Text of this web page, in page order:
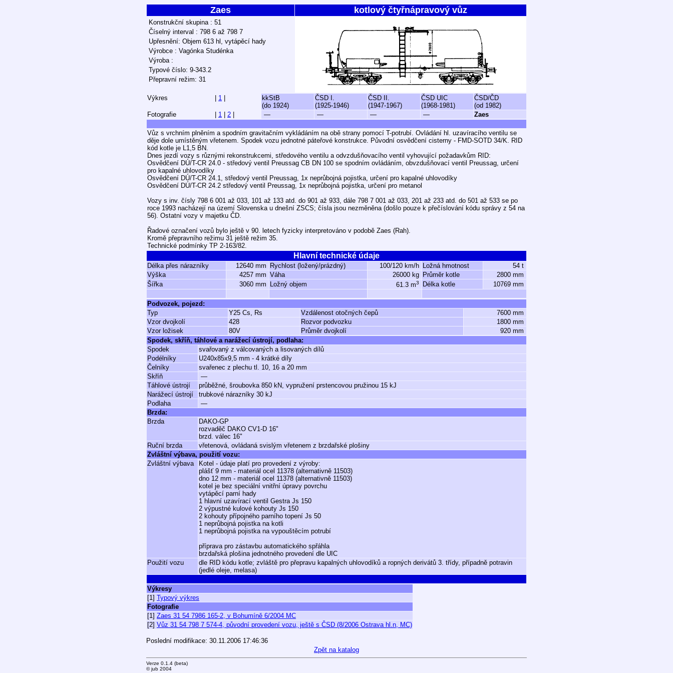
Zaes kotlový čtyřnápravový vůz
Konstrukční skupina : 51
Číselný interval : 798 6 až 798 7
Upřesnění: Objem 613 hl, vytápěcí hady
Výrobce : Vagónka Studénka
Výroba :
Typové číslo: 9-343.2
Přepravní režim: 31
Výkres 1
kkStB
(do 1924)
ČSD I.
(1925-1946)
ČSD II.
(1947-1967)
ČSD UIC
(1968-1981)
ČSD/ČD
(od 1982)
Fotografie
1 2 — — — — Zaes
Vůz s vrchním plněním a spodním gravitačním vykládáním na obě strany pomocí T-potrubí. Ovládání hl. uzavíracího ventilu se
děje dole umístěným vřetenem. Spodek vozu jednotné páteřové konstrukce. Původní osvědčení cisterny - FMD-SOTD 34/K. RID
kód kotle je L1,5 BN.
Dnes jezdí vozy s různými rekonstrukcemi, středového ventilu a odvzdušňovacího ventil vyhovující požadavkům RID:
Osvědčení DÚ/T-CR 24.0 - středový ventil Preussag CB DN 100 se spodním ovládáním, obvzdušňovací ventil Preussag, určení
pro kapalné uhlovodíky
Osvědčení DÚ/T-CR 24.1, středový ventil Preussag, 1x neprůbojná pojistka, určení pro kapalné uhlovodíky
Osvědčení DÚ/T-CR 24.2 středový ventil Preussag, 1x neprůbojná pojistka, určení pro metanol
Vozy s inv. čísly 798 6 001 až 033, 101 až 133 atd. do 901 až 933, dále 798 7 001 až 033, 201 až 233 atd. do 501 až 533 se po
roce 1993 nacházejí na území Slovenska u dnešní ZSCS; čísla jsou nezměněna (došlo pouze k přečíslování kódu správy z 54 na
56). Ostatní vozy v majetku ČD.
Řadové označení vozů bylo ještě v 90. letech fyzicky interpretováno v podobě Zaes (Rah).
Kromě přepravního režimu 31 ještě režim 35.
Technické podmínky TP 2-163/82.
Hlavní technické údaje
Délka přes nárazníky 12640 mm Rychlost (ložený/prázdný) 100/120 km/h Ložná hmotnost
54 t
Výška
4257 mm Váha 26000 kg Průměr kotle
2800 mm
Šířka
3060 mm Ložný objem 61.3 m3 Délka kotle 10769 mm
Podvozek, pojezd:
Typ
Y25 Cs, Rs Vzdálenost otočných čepů
7600 mm
Vzor dvojkolí
428 Rozvor podvozku
1800 mm
Vzor ložisek
80V Průměr dvojkolí
920 mm
Spodek, skříň, táhlové a narážecí ústrojí, podlaha:
Spodek
svařovaný z válcovaných a lisovaných dílů
Podélníky
U240x85x9,5 mm - 4 krátké díly
Čelníky
svařenec z plechu tl. 10, 16 a 20 mm
Skříň
—
Táhlové ústrojí
průběžné, šroubovka 850 kN, vypružení prstencovou pružinou 15 kJ
Narážecí ústrojí
trubkové nárazníky 30 kJ
Podlaha
—
Brzda:
Brzda
DAKO-GP
rozvaděč DAKO CV1-D 16"
brzd. válec 16"
Ruční brzda
vřetenová, ovládaná svislým vřetenem z brzdařské plošiny
Zvláštní výbava, použití vozu:
Zvláštní výbava
Kotel - údaje platí pro provedení z výroby:
plášť 9 mm - materiál ocel 11378 (alternativně 11503)
dno 12 mm - materiál ocel 11378 (alternativně 11503)
kotel je bez speciální vnitřní úpravy povrchu
vytápěcí parní hady
1 hlavní uzavírací ventil Gestra Js 150
2 výpustné kulové kohouty Js 150
2 kohouty přípojného parního topení Js 50
1 neprůbojná pojistka na kotli
1 neprůbojná pojistka na vypouštěcím potrubí
příprava pro zástavbu automatického spřáhla
brzdařská plošina jednotného provedení dle UIC
Použití vozu
dle RID kódu kotle; zvláště pro přepravu kapalných uhlovodíků a ropných derivátů 3. třídy, případně potravin
(jedlé oleje, melasa)
Výkresy
[1] Typový výkres
Fotografie
[1] Zaes 31 54 7986 165-2, v Bohumíně 6/2004 MC
[2] Vůz 31 54 798 7 574-4, původní provedení vozu, ještě s ČSD (8/2006 Ostrava hl.n, MC)
Poslední modifikace: 30.11.2006 17:46:36
Zpět na katalog
Verze 0.1.4 (beta)
© jub 2004